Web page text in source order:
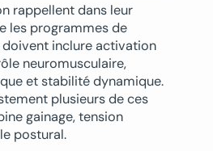
rappellent dans leur
les programmes de
inclure activation
neuromusculaire,
et stabilité dynamique.
plusieurs de ces
gainage, tension
postural.